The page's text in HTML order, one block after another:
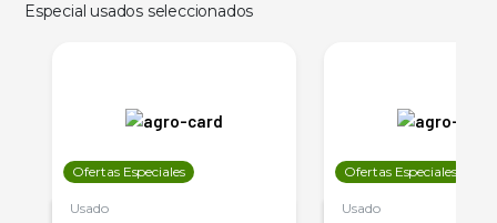
Especial usados seleccionados
Ofertas Especiales
Usado
Ofertas Especiales
Usado